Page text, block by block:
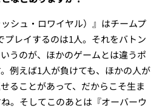
シュ・ロワイヤル）』はチームプ
プレイするのは1人。それをバトン
うのが、ほかのゲームとは違うポ
例えば1人が負けても、ほかの人が
ることがあって、だからこそ生ま
。そしてこのあとは『オーバーウ